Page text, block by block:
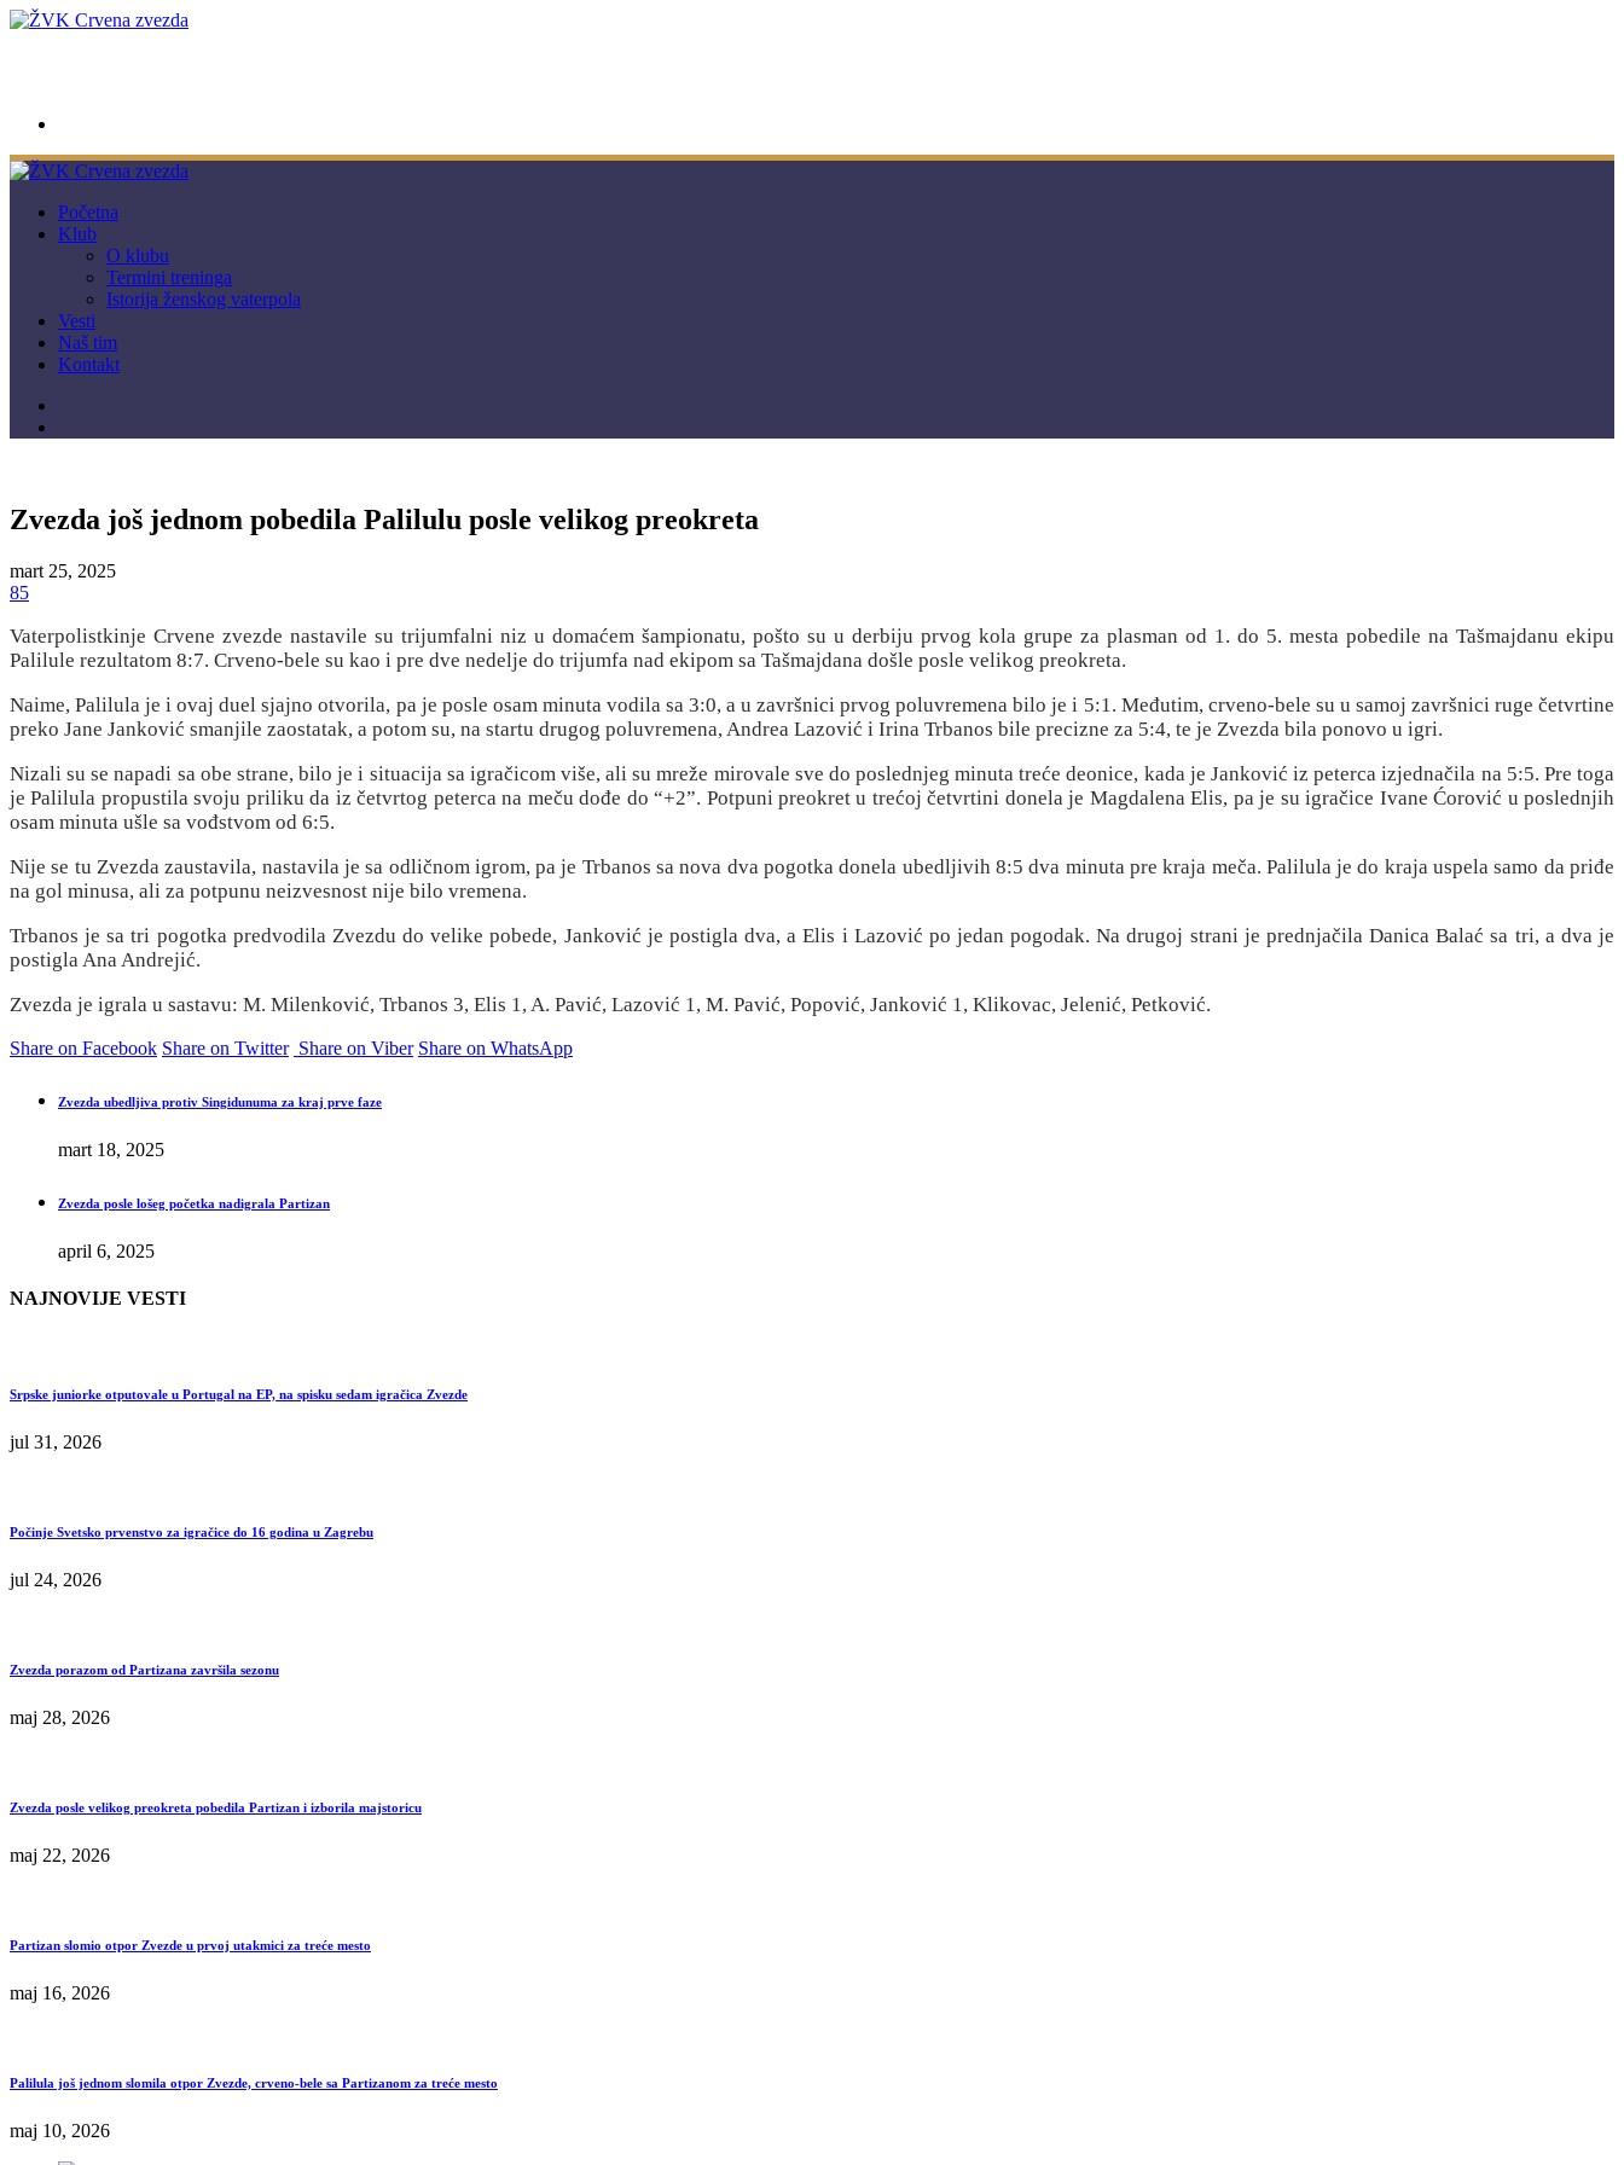
Početna
Klub
O klubu
Termini treninga
Istorija ženskog vaterpola
Vesti
Naš tim
Kontakt
Zvezda još jednom pobedila Palilulu posle velikog preokreta
mart 25, 2025
85
Vaterpolistkinje Crvene zvezde nastavile su trijumfalni niz u domaćem šampionatu, pošto su u derbiju prvog kola grupe za plasman od 1. do 5. mesta pobedile na Tašmajdanu ekipu
Palilule rezultatom 8:7. Crveno-bele su kao i pre dve nedelje do trijumfa nad ekipom sa Tašmajdana došle posle velikog preokreta.
Naime, Palilula je i ovaj duel sjajno otvorila, pa je posle osam minuta vodila sa 3:0, a u završnici prvog poluvremena bilo je i 5:1. Međutim, crveno-bele su u samoj završnici ruge četvrtine
preko Jane Janković smanjile zaostatak, a potom su, na startu drugog poluvremena, Andrea Lazović i Irina Trbanos bile precizne za 5:4, te je Zvezda bila ponovo u igri.
Nizali su se napadi sa obe strane, bilo je i situacija sa igračicom više, ali su mreže mirovale sve do poslednjeg minuta treće deonice, kada je Janković iz peterca izjednačila na 5:5. Pre toga
je Palilula propustila svoju priliku da iz četvrtog peterca na meču dođe do “+2”. Potpuni preokret u trećoj četvrtini donela je Magdalena Elis, pa je su igračice Ivane Ćorović u poslednjih
osam minuta ušle sa vođstvom od 6:5.
Nije se tu Zvezda zaustavila, nastavila je sa odličnom igrom, pa je Trbanos sa nova dva pogotka donela ubedljivih 8:5 dva minuta pre kraja meča. Palilula je do kraja uspela samo da priđe
na gol minusa, ali za potpunu neizvesnost nije bilo vremena.
Trbanos je sa tri pogotka predvodila Zvezdu do velike pobede, Janković je postigla dva, a Elis i Lazović po jedan pogodak. Na drugoj strani je prednjačila Danica Balać sa tri, a dva je
postigla Ana Andrejić.
Zvezda je igrala u sastavu: M. Milenković, Trbanos 3, Elis 1, A. Pavić, Lazović 1, M. Pavić, Popović, Janković 1, Klikovac, Jelenić, Petković.
Share on Facebook Share on Twitter Share on Viber Share on WhatsApp
Zvezda ubedljiva protiv Singidunuma za kraj prve faze
mart 18, 2025
Zvezda posle lošeg početka nadigrala Partizan
april 6, 2025
NAJNOVIJE VESTI
Srpske juniorke otputovale u Portugal na EP, na spisku sedam igračica Zvezde
jul 31, 2026
Počinje Svetsko prvenstvo za igračice do 16 godina u Zagrebu
jul 24, 2026
Zvezda porazom od Partizana završila sezonu
maj 28, 2026
Zvezda posle velikog preokreta pobedila Partizan i izborila majstoricu
maj 22, 2026
Partizan slomio otpor Zvezde u prvoj utakmici za treće mesto
maj 16, 2026
Palilula još jednom slomila otpor Zvezde, crveno-bele sa Partizanom za treće mesto
maj 10, 2026